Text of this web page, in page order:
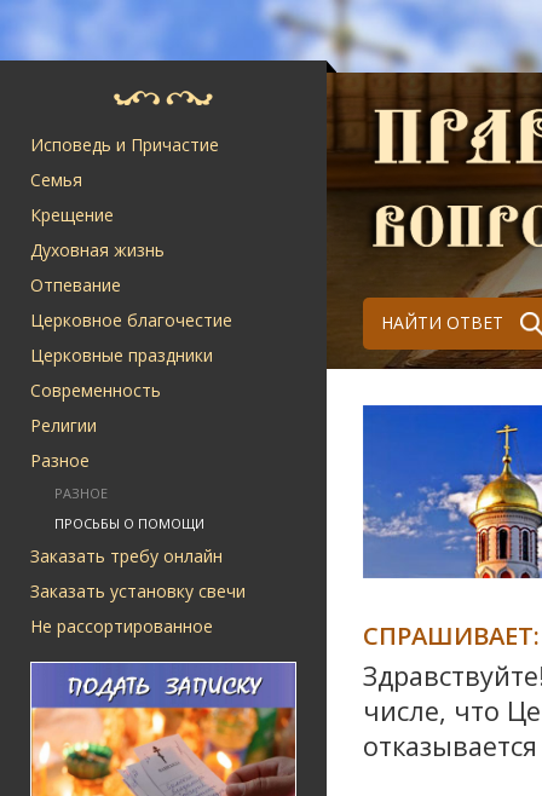
Исповедь и Причастие
Семья
Крещение
Духовная жизнь
Отпевание
Церковное благочестие
Церковные праздники
Современность
Религии
Разное
РАЗНОЕ
ПРОСЬБЫ О ПОМОЩИ
Заказать требу онлайн
Заказать установку свечи
Не рассортированное
НАЙТИ ОТВЕТ
СПРАШИВАЕТ:
числе, что